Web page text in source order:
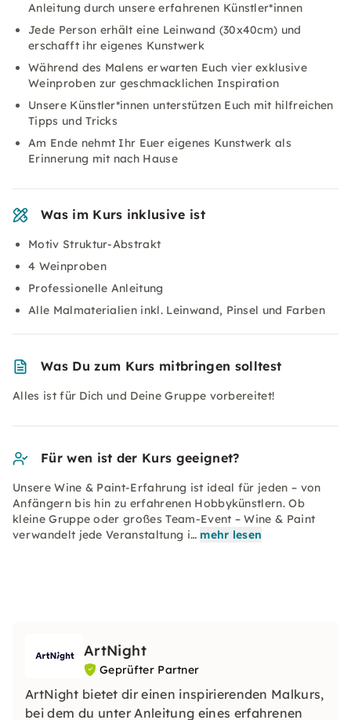
Anleitung durch unsere erfahrenen Künstler*innen
Jede Person erhält eine Leinwand (30x40cm) und
erschafft ihr eigenes Kunstwerk
Während des Malens erwarten Euch vier exklusive
Weinproben zur geschmacklichen Inspiration
Unsere Künstler*innen unterstützen Euch mit hilfreichen
Tipps und Tricks
Am Ende nehmt Ihr Euer eigenes Kunstwerk als
Erinnerung mit nach Hause
Was im Kurs inklusive ist
Motiv Struktur-Abstrakt
4 Weinproben
Professionelle Anleitung
Alle Malmaterialien inkl. Leinwand, Pinsel und Farben
Was Du zum Kurs mitbringen solltest
Alles ist für Dich und Deine Gruppe vorbereitet!
Für wen ist der Kurs geeignet?
Unsere Wine & Paint-Erfahrung ist ideal für jeden – von
Anfängern bis hin zu erfahrenen Hobbykünstlern. Ob
kleine Gruppe oder großes Team-Event – Wine & Paint
verwandelt jede Veranstaltung i… mehr lesen
ArtNight
Geprüfter Partner
ArtNight bietet dir einen inspirierenden Malkurs,
bei dem du unter Anleitung eines erfahrenen